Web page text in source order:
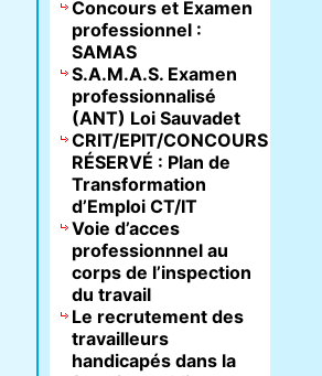
Concours et Examen
professionnel :
SAMAS
S.A.M.A.S. Examen
professionnalisé
(ANT) Loi Sauvadet
CRIT/EPIT/CONCOURS
RÉSERVÉ : Plan de
Transformation
d’Emploi CT/IT
Voie d’acces
professionnnel au
corps de l’inspection
du travail
Le recrutement des
travailleurs
handicapés dans la